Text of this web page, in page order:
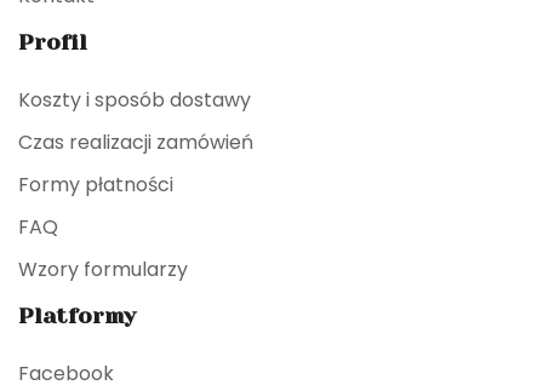
Profil
Koszty i sposób dostawy
Czas realizacji zamówień
Formy płatności
FAQ
Wzory formularzy
Platformy
Facebook